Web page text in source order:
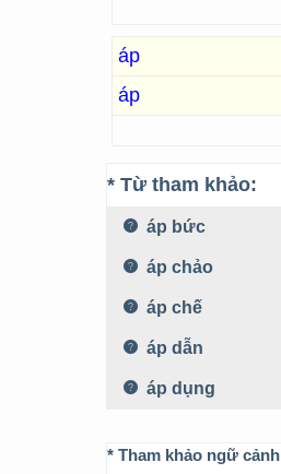
áp
áp
* Từ tham khảo:
áp bức
áp chảo
áp chế
áp dẫn
áp dụng
* Tham khảo ngữ cảnh